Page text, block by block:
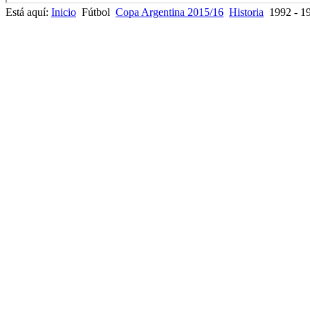
Está aquí: Inicio Fútbol Copa Argentina 2015/16 Historia 1992 -